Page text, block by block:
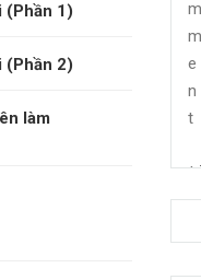
(Phần 1)
(Phần 2)
làm